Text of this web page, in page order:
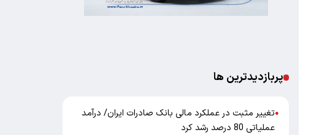
پربازدیدترین ها
●تغییر مثبت در عملکرد مالی بانک صادرات ایران/ درآمد
عملیاتی 80 درصد رشد کرد